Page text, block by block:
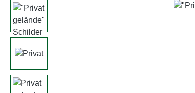
Bildergalerie überspringen